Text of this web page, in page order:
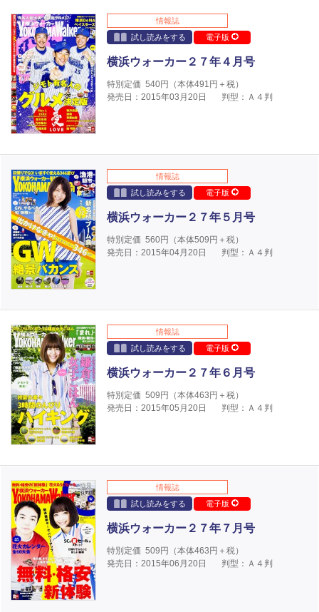
情報誌
試し読みをする
電子版
横浜ウォーカー２７年４月号
特別定価 540円（本体491 円＋税）
発売日：2015年03月20日
判型：Ａ４判
情報誌
試し読みをする
電子版
横浜ウォーカー２７年５月号
特別定価 560円（本体509円＋税）
発売日：2015年04月20日
判型：Ａ４判
情報誌
試し読みをする
電子版
横浜ウォーカー２７年６月号
特別定価 509円（本体463円＋税）
発売日：2015年05月20日
判型：Ａ４判
情報誌
試し読みをする
電子版
横浜ウォーカー２７年７月号
特別定価 509円（本体463円＋税）
発売日：2015年06月20日
判型：Ａ４判